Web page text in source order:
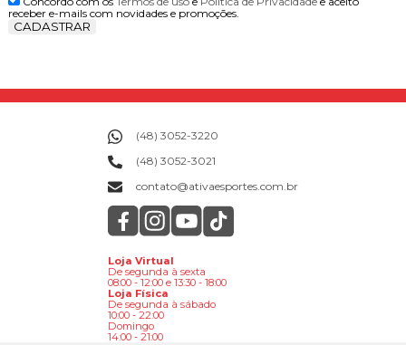
receber e-mails com novidades e promoções.
CADASTRAR
(48) 3052-3220
(48) 3052-3021
contato@ativaesportes.com.br
Loja Virtual
De segunda à sexta
08:00 - 12:00 e 13:30 - 18:00
Loja Física
De segunda à sábado
10:00 - 22:00
Domingo
14:00 - 21:00